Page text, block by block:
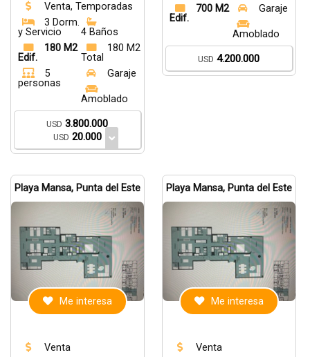
Venta, Temporadas
3 Dorm.
y Servicio
4 Baños
180 M2
Edif.
180 M2
Total
5
personas
Garaje
Amoblado
USD 3.800.000
USD 20.000
700 M2
Edif.
Garaje
Amoblado
USD 4.200.000
Playa Mansa, Punta del Este
Me interesa
Venta
Playa Mansa, Punta del Este
Me interesa
Venta